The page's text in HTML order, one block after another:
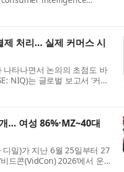
West...
제 처리… 실제 커머스 시
타나면서 논의의 초점도 바
NIQ)는 글로벌 보고서 ‘커머
… 여성 86%·MZ~40대
밀)가 지난 6월 25일부터 27
드콘(VidCon) 2026’에서 운